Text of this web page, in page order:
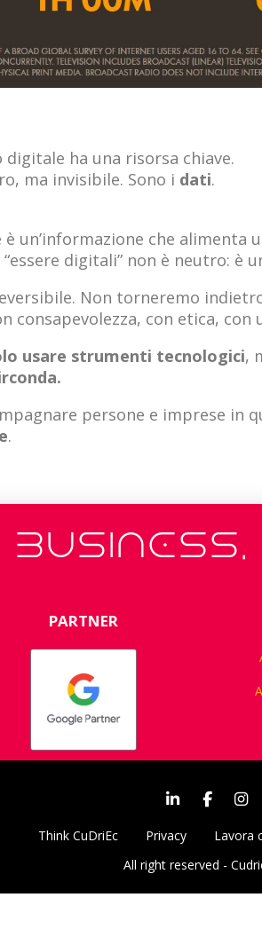
ha una risorsa chiave.
ma invisibile. Sono i dati.
un’informazione che alimenta
digitali” non è neutro: è
Non torneremo
consapevolezza, con etica, con
usare strumenti tecnologici,
persone e imprese
.
BUSINESS,
PARTNER
Think CuDriEc Privacy Lavora
All right reserved -